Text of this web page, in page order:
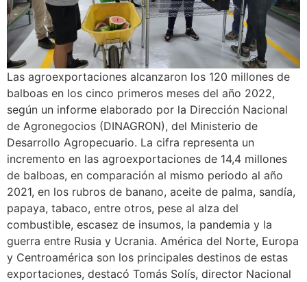
Las agroexportaciones alcanzaron los 120 millones de
balboas en los cinco primeros meses del año 2022,
según un informe elaborado por la Dirección Nacional
de Agronegocios (DINAGRON), del Ministerio de
Desarrollo Agropecuario. La cifra representa un
incremento en las agroexportaciones de 14,4 millones
de balboas, en comparación al mismo periodo al año
2021, en los rubros de banano, aceite de palma, sandía,
papaya, tabaco, entre otros, pese al alza del
combustible, escasez de insumos, la pandemia y la
guerra entre Rusia y Ucrania. América del Norte, Europa
y Centroamérica son los principales destinos de estas
exportaciones, destacó Tomás Solís, director Nacional